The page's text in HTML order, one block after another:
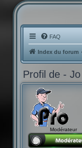
FAQ
Index du forum
Profil de - Jo
Modérateur